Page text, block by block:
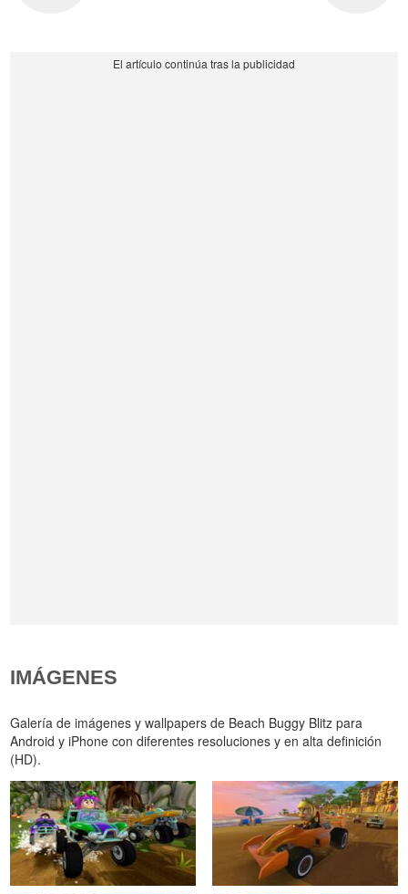
IMÁGENES
Galería de imágenes y wallpapers de Beach Buggy Blitz para
Android y iPhone con diferentes resoluciones y en alta definición
(HD).